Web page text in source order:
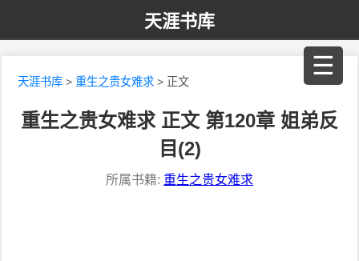
天涯书库
☰
天涯书库 >重生之贵女难求 > 正文
重生之贵女难求 正文 第120章 姐弟反
目(2)
所属书籍: 重生之贵女难求